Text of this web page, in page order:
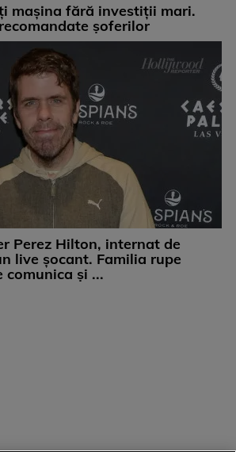
mașina fără investiții mari.
șoferilor
Perez Hilton, internat de
live șocant. Familia rupe
comunica și ...